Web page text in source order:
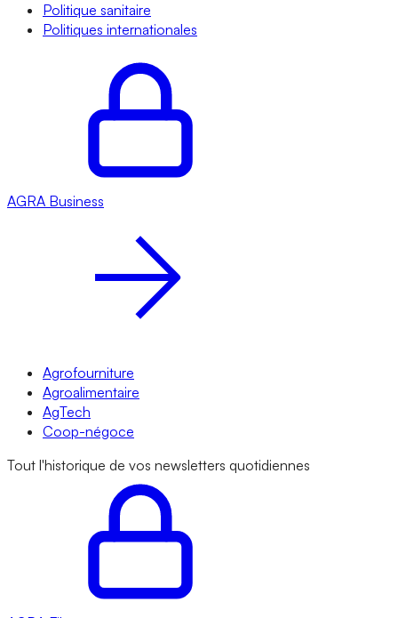
Politique sanitaire
Politiques internationales
AGRA Business
Agrofourniture
Agroalimentaire
AgTech
Coop-négoce
Tout l'historique de vos newsletters quotidiennes